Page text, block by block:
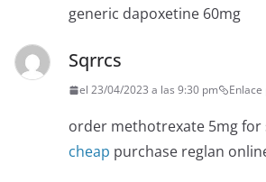
generic dapoxetine 60mg
Sqrrcs
el 23/04/2023 a las 9:30 pm
order methotrexate 5mg for
cheap purchase reglan